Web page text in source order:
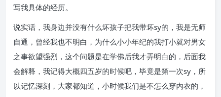
写我具体的经历。
说实话，我身边并没有什么坏孩子把我带坏sy的，我是无师
自通，曾经我也不明白，为什么小小年纪的我打小就对男女
之事欲望强烈，这个问题是在学佛后我才弄明白的，后面我
会解释，我记得大概四五岁的时候吧，毕竟是第一次sy，所
以记忆深刻，大家都知道，小时候我们是不怎么穿内衣的，